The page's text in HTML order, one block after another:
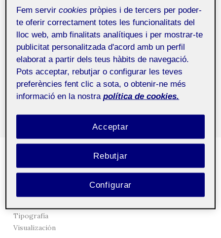
Creativechain, la plataforma que
distribuye criptomoneda a los
artistas
Creativechain.org es una red social descentralizada de
registro y distribución de contenidos multimedia que
ce...
3D
Tipografía
Visualización
Fem servircookies pròpies i de tercers per poder-
te oferir correctament totes les funcionalitats del
lloc web, amb finalitats analítiques i per mostrar-te
publicitat personalitzada d'acord amb un perfil
elaborat a partir dels teus hàbits de navegació.
Pots acceptar, rebutjar o configurar les teves
preferències fent clic a sota, o obtenir-ne més
informació en la nostra política de cookies.
Rebutjar
Acceptar
Configurar